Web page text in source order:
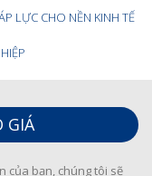
LỰC CHO NỀN KINH TẾ
GIÁ
của bạn, chúng tôi sẽ